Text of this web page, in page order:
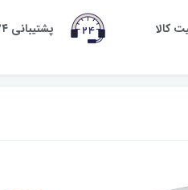
کالا پشتیبانی ۲۴ ساعته